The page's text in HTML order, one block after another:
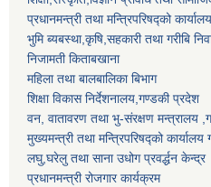
प्रधानमन्त्री तथा मन्त्रिपरिषद्को कार्यालय
भुमि ब्यबस्था,कृषि,सहकारी तथा गरीबि
निजामती किताबखाना
महिला तथा बालबालिका बिभाग
शिक्षा विकास निर्देशनालय,गण्डकी प्रदेश
वन, वातावरण तथा भु-संरक्षण मन्त्रालय
मुख्यमन्त्री तथा मन्त्रिपरिषद्को
लघु,घरेलु तथा साना उधोग प्रवर्द्धन केन्द्र
प्रधानमन्त्री रोजगार कार्यक्रम